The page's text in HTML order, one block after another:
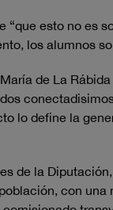
esto no es
los alumnos
de La
lo define la
de la Diputación,
con